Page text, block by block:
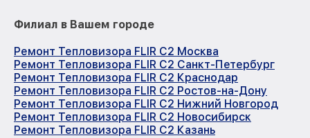
Филиал в Вашем городе
Ремонт Тепловизора FLIR C2 Москва
Ремонт Тепловизора FLIR C2 Санкт-Петербург
Ремонт Тепловизора FLIR C2 Краснодар
Ремонт Тепловизора FLIR C2 Ростов-на-Дону
Ремонт Тепловизора FLIR C2 Нижний Новгород
Ремонт Тепловизора FLIR C2 Новосибирск
Ремонт Тепловизора FLIR C2 Казань